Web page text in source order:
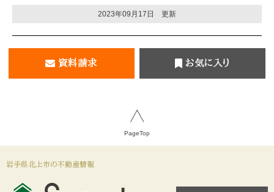
2023年09月17日 更新
資料請求 お気に入り
PageTop
岩手県北上市の不動産情報